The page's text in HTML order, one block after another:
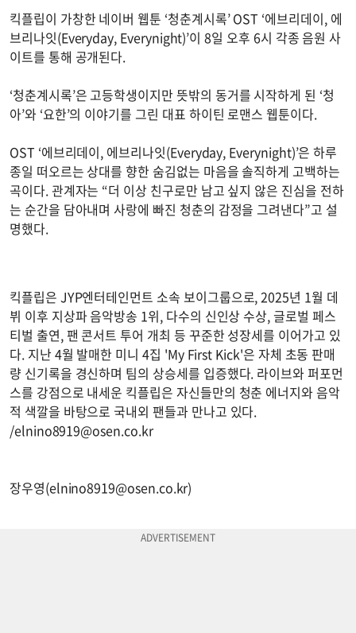
킥플립이 가창한 네이버 웹툰 ‘청춘계시록’ OST ‘에브리데이, 에
브리나잇(Everyday, Everynight)’이 8일 오후 6시 각종 음원 사
이트를 통해 공개된다.
‘청춘계시록’은 고등학생이지만 뜻밖의 동거를 시작하게 된 ‘청
아’와 ‘요한’의 이야기를 그린 대표 하이틴 로맨스 웹툰이다.
OST ‘에브리데이, 에브리나잇(Everyday, Everynight)’은 하루
종일 떠오르는 상대를 향한 숨김없는 마음을 솔직하게 고백하는
곡이다. 관계자는 “더 이상 친구로만 남고 싶지 않은 진심을 전하
는 순간을 담아내며 사랑에 빠진 청춘의 감정을 그려낸다”고 설
명했다.
킥플립은 JYP엔터테인먼트 소속 보이그룹으로, 2025년 1월 데
뷔 이후 지상파 음악방송 1위, 다수의 신인상 수상, 글로벌 페스
티벌 출연, 팬 콘서트 투어 개최 등 꾸준한 성장세를 이어가고 있
다. 지난 4월 발매한 미니 4집 'My First Kick'은 자체 초동 판매
량 신기록을 경신하며 팀의 상승세를 입증했다. 라이브와 퍼포먼
스를 강점으로 내세운 킥플립은 자신들만의 청춘 에너지와 음악
적 색깔을 바탕으로 국내외 팬들과 만나고 있다.
/elnino8919@osen.co.kr
장우영(elnino8919@osen.co.kr)